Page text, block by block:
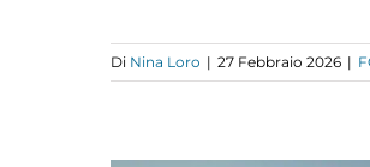
Di Nina Loro | 27 Febbraio 2026 |